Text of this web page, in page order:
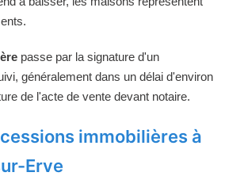
passe par la signature d'un
généralement dans un délai d'environ
de l'acte de vente devant notaire.
immobilières à
Erve